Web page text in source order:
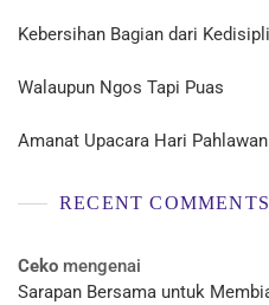
Kebersihan Bagian dari
Walaupun Ngos Tapi Puas
Amanat Upacara Hari
RECENT COMMENTS
Ceko mengenai
Sarapan Bersama untuk